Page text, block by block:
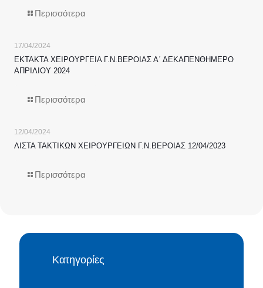
Περισσότερα
17/04/2024
ΕΚΤΑΚΤΑ ΧΕΙΡΟΥΡΓΕΙΑ Γ.Ν.ΒΕΡΟΙΑΣ Α΄ ΔΕΚΑΠΕΝΘΗΜΕΡΟ
ΑΠΡΙΛΙΟΥ 2024
Περισσότερα
12/04/2024
ΛΙΣΤΑ ΤΑΚΤΙΚΩΝ ΧΕΙΡΟΥΡΓΕΙΩΝ Γ.Ν.ΒΕΡΟΙΑΣ 12/04/2023
Περισσότερα
Κατηγορίες